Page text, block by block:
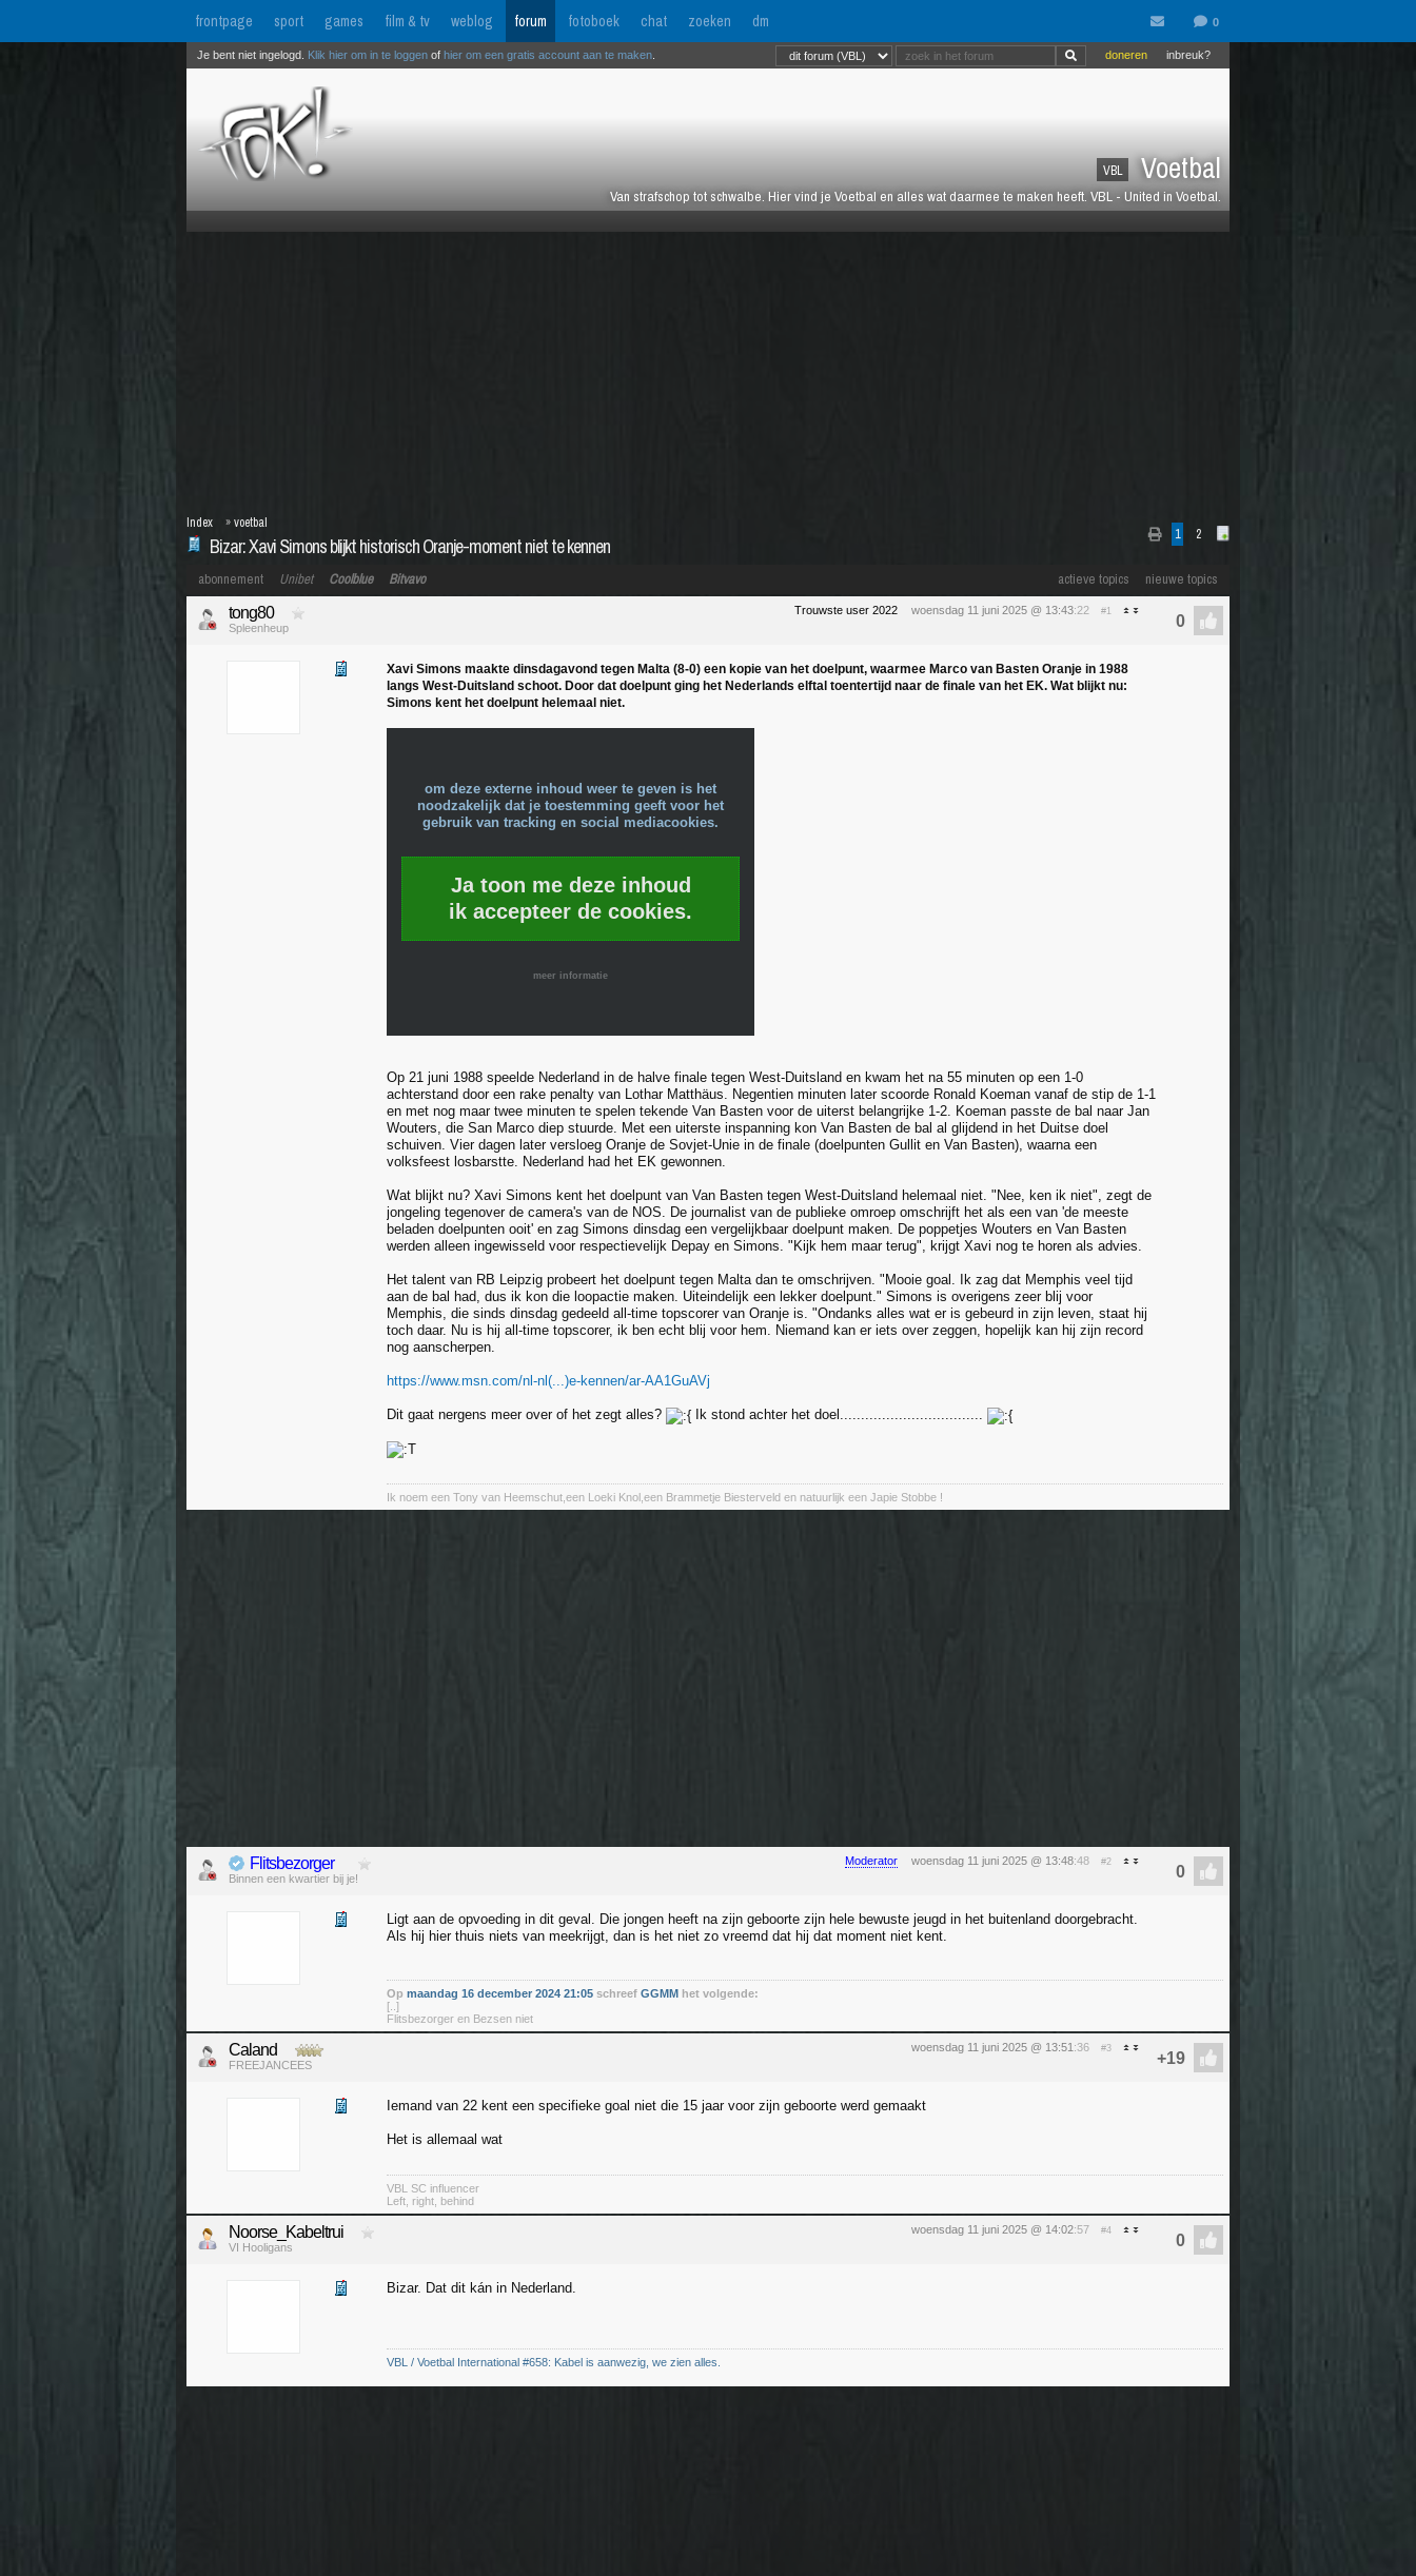
frontpage sport games film & tv weblog forum fotoboek chat zoeken dm
VBL Voetbal
Van strafschop tot schwalbe. Hier vind je Voetbal en alles wat daarmee te maken heeft. VBL - United in Voetbal.
inbreuk?
doneren
Je bent niet ingelogd. Klik hier om in te loggen of hier om een gratis account aan te maken
1 2
Bizar: Xavi Simons blijkt historisch Oranje-moment niet te kennen
Index »voetbal
actieve topics nieuwe topics
abonnement Unibet Coolblue Bitvavo
Trouwste user 2022 woensdag 11 juni 2025 @ 13:43:22 #1
tong80
Spleenheup
Xavi Simons maakte dinsdagavond tegen Malta (8-0) een kopie van het doelpunt, waarmee Marco van Basten Oranje in 1988
langs West-Duitsland schoot. Door dat doelpunt ging het Nederlands elftal toentertijd naar de finale van het EK. Wat blijkt nu:
Simons kent het doelpunt helemaal niet.
om deze externe inhoud weer te geven is het
noodzakelijk dat je toestemming geeft voor het
gebruik van tracking en social mediacookies.
Ja toon me deze inhoud
ik accepteer de cookies.
meer informatie
Op 21 juni 1988 speelde Nederland in de halve finale tegen West-Duitsland en kwam het na 55 minuten op een 1-0
achterstand door een rake penalty van Lothar Matthäus. Negentien minuten later scoorde Ronald Koeman vanaf de stip de 1-1
en met nog maar twee minuten te spelen tekende Van Basten voor de uiterst belangrijke 1-2. Koeman passte de bal naar Jan
Wouters, die San Marco diep stuurde. Met een uiterste inspanning kon Van Basten de bal al glijdend in het Duitse doel
schuiven. Vier dagen later versloeg Oranje de Sovjet-Unie in de finale (doelpunten Gullit en Van Basten), waarna een
volksfeest losbarstte. Nederland had het EK gewonnen.
Wat blijkt nu? Xavi Simons kent het doelpunt van Van Basten tegen West-Duitsland helemaal niet. "Nee, ken ik niet", zegt de
jongeling tegenover de camera's van de NOS. De journalist van de publieke omroep omschrijft het als een van 'de meeste
beladen doelpunten ooit' en zag Simons dinsdag een vergelijkbaar doelpunt maken. De poppetjes Wouters en Van Basten
werden alleen ingewisseld voor respectievelijk Depay en Simons. "Kijk hem maar terug", krijgt Xavi nog te horen als advies.
Het talent van RB Leipzig probeert het doelpunt tegen Malta dan te omschrijven. "Mooie goal. Ik zag dat Memphis veel tijd
aan de bal had, dus ik kon die loopactie maken. Uiteindelijk een lekker doelpunt." Simons is overigens zeer blij voor
Memphis, die sinds dinsdag gedeeld all-time topscorer van Oranje is. "Ondanks alles wat er is gebeurd in zijn leven, staat hij
toch daar. Nu is hij all-time topscorer, ik ben echt blij voor hem. Niemand kan er iets over zeggen, hopelijk kan hij zijn record
nog aanscherpen.
https://www.msn.com/nl-nl(...)e-kennen/ar-AA1GuAVj
Dit gaat nergens meer over of het zegt alles? Ik stond achter het doel..................................
Ik noem een Tony van Heemschut,een Loeki Knol,een Brammetje Biesterveld en natuurlijk een Japie Stobbe !
Moderator woensdag 11 juni 2025 @ 13:48:48 #2
Flitsbezorger
Binnen een kwartier bij je!
Ligt aan de opvoeding in dit geval. Die jongen heeft na zijn geboorte zijn hele bewuste jeugd in het buitenland doorgebracht.
Als hij hier thuis niets van meekrijgt, dan is het niet zo vreemd dat hij dat moment niet kent.
Op maandag 16 december 2024 21:05 schreef GGMM het volgende:
[..]
Flitsbezorger en Bezsen niet
woensdag 11 juni 2025 @ 13:51 :36 #3
Caland
FREEJANCEES
Iemand van 22 kent een specifieke goal niet die 15 jaar voor zijn geboorte werd gemaakt
Het is allemaal wat
VBL SC influencer
Left, right, behind
woensdag 11 juni 2025 @ 14:02:57 #4
Noorse_Kabeltrui
VI Hooligans
Bizar. Dat dit kán in Nederland.
VBL / Voetbal International #658: Kabel is aanwezig, we zien alles.